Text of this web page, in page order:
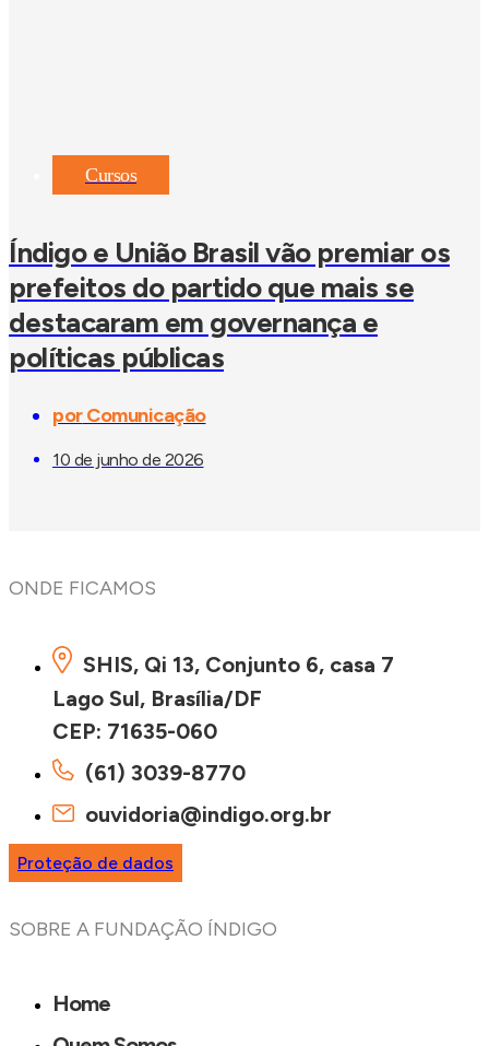
Cursos
Índigo e União Brasil vão premiar os
prefeitos do partido que mais se
destacaram em governança e
políticas públicas
porComunicação
10 de junho de 2026
ONDE FICAMOS
SHIS, Qi 13, Conjunto 6, casa 7
Lago Sul, Brasília/DF
CEP: 71635-060
(61) 3039-8770
ouvidoria@indigo.org.br
Proteção de dados
SOBRE A FUNDAÇÃO ÍNDIGO
Home